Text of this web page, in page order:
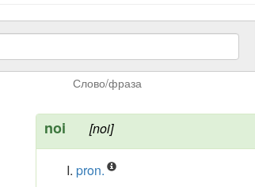
Слово/фраза
noi [noi]
pron.